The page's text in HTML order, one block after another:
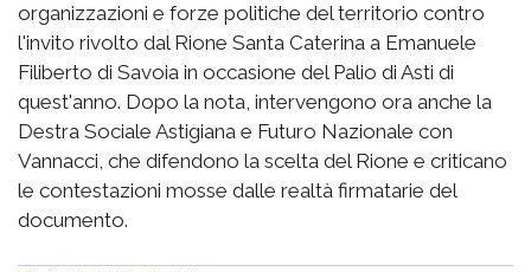
organizzazioni e forze politiche del territorio contro
l'invito rivolto dal Rione Santa Caterina a Emanuele
Filiberto di Savoia in occasione del Palio di Asti di
quest'anno. Dopo la nota, intervengono ora anche la
Destra Sociale Astigiana e Futuro Nazionale con
Vannacci, che difendono la scelta del Rione e criticano
le contestazioni mosse dalle realtà firmatarie del
documento.